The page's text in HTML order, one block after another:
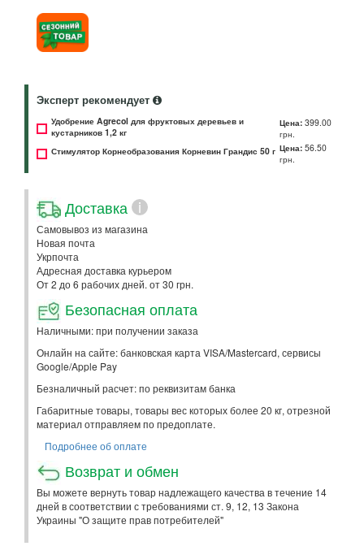
Эксперт рекомендует
Удобрение Agrecol для фруктовых деревьев и
кустарников 1,2 кг
Цена: 399.00
грн.
Стимулятор Корнеобразования Корневин Грандис 50 г Цена: 56.50
грн.
Доставка i
Самовывоз из магазина
Новая почта
Укрпочта
Адресная доставка курьером
От 2 до 6 рабочих дней. от 30 грн.
Безопасная оплата
Наличными: при получении заказа
Онлайн на сайте: банковская карта VISA/Mastercard, сервисы
Google/Apple Pay
Безналичный расчет: по реквизитам банка
Габаритные товары, товары вес которых более 20 кг, отрезной
материал отправляем по предоплате.
Подробнее об оплате
Возврат и обмен
Вы можете вернуть товар надлежащего качества в течение 14
дней в соответствии с требованиями ст. 9, 12, 13 Закона
Украины "О защите прав потребителей"